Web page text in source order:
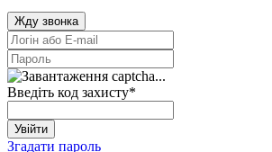
Жду звонка
Введіть код захисту*
Увійти
Згадати пароль